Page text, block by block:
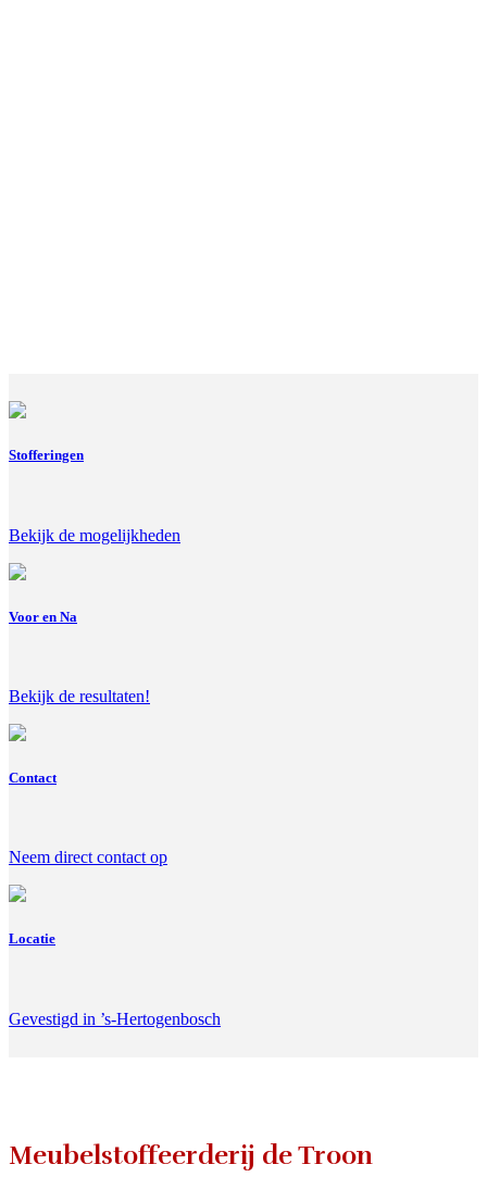
Stofferingen
Bekijk de mogelijkheden
Voor en Na
Bekijk de resultaten!
Contact
Neem direct contact op
Locatie
Gevestigd in ’s-Hertogenbosch
Meubelstoffeerderij de Troon